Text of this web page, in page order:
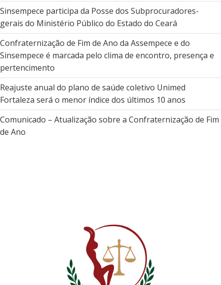
Sinsempece participa da Posse dos Subprocuradores-
gerais do Ministério Público do Estado do Ceará
Confraternização de Fim de Ano da Assempece e do
Sinsempece é marcada pelo clima de encontro, presença e
pertencimento
Reajuste anual do plano de saúde coletivo Unimed
Fortaleza será o menor índice dos últimos 10 anos
Comunicado – Atualização sobre a Confraternização de Fim
de Ano